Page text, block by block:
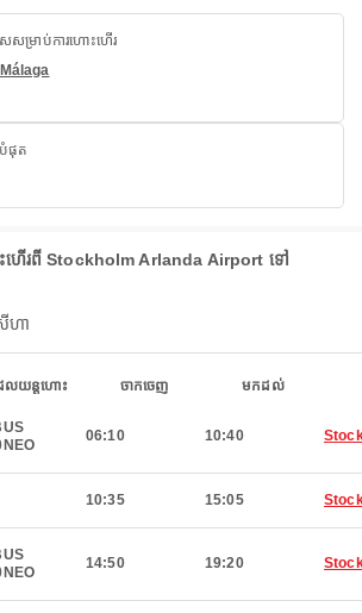
សម្រាប់ការហោះហើរ
បំផុត
ហើរពី Stockholm Arlanda Airport ទៅ
ហា
លយន្តហោះ ចាកចេញ មកដល់
06:10 10:40
10:35 15:05
14:50 19:20